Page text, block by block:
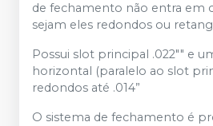
de fechamento não entra em
sejam eles redondos ou
Possui slot principal .022"" e
horizontal (paralelo ao slot
redondos até .014”
O sistema de fechamento é